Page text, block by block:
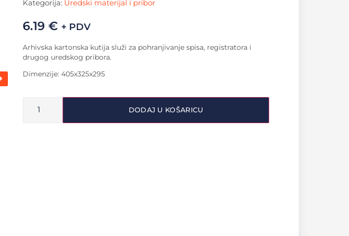
Kategorija: Uredski materijal i pribor
6.19 € + PDV
Arhivska kartonska kutija služi za pohranjivanje spisa, registratora i
drugog uredskog pribora.
Dimenzije: 405x325x295
DODAJ U KOŠARICU